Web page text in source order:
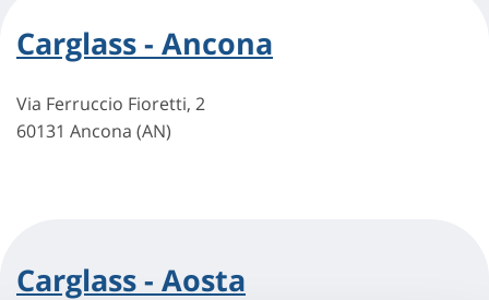
Carglass - Ancona
Via Ferruccio Fioretti, 2
60131 Ancona (AN)
Carglass - Aosta